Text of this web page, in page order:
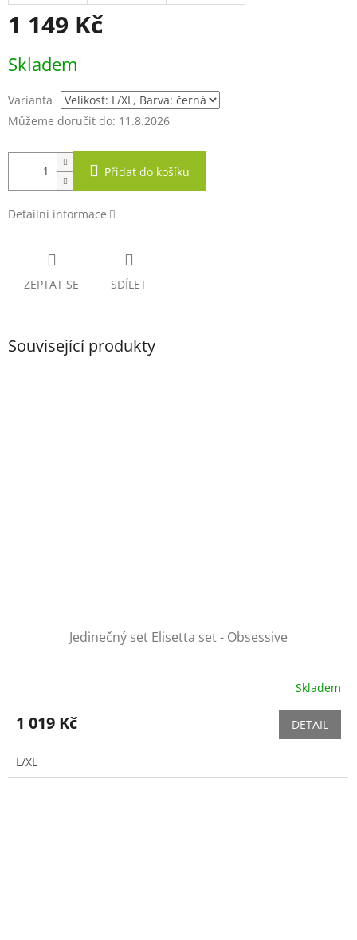
1 149 Kč
cena:
Skladem
Varianta
Můžeme doručit do: 11.8.2026
Přidat do košíku
Detailní informace
ZEPTAT SE SDÍLET
Související produkty
Jedinečný set Elisetta set - Obsessive
Skladem
1 019 Kč DETAIL
L/XL